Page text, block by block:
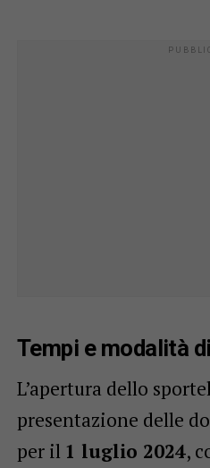
Tempi e modalità
L’apertura dello
presentazione delle
per il 1 luglio 2024,